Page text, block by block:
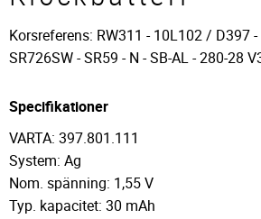
Korsreferens: RW311 - 10L102 / D397
SR726SW - SR59 - N - SB-AL - 280-28
Specifikationer
VARTA: 397.801.111
System: Ag
Nom. spänning: 1,55 V
Typ. kapacitet: 30 mAh